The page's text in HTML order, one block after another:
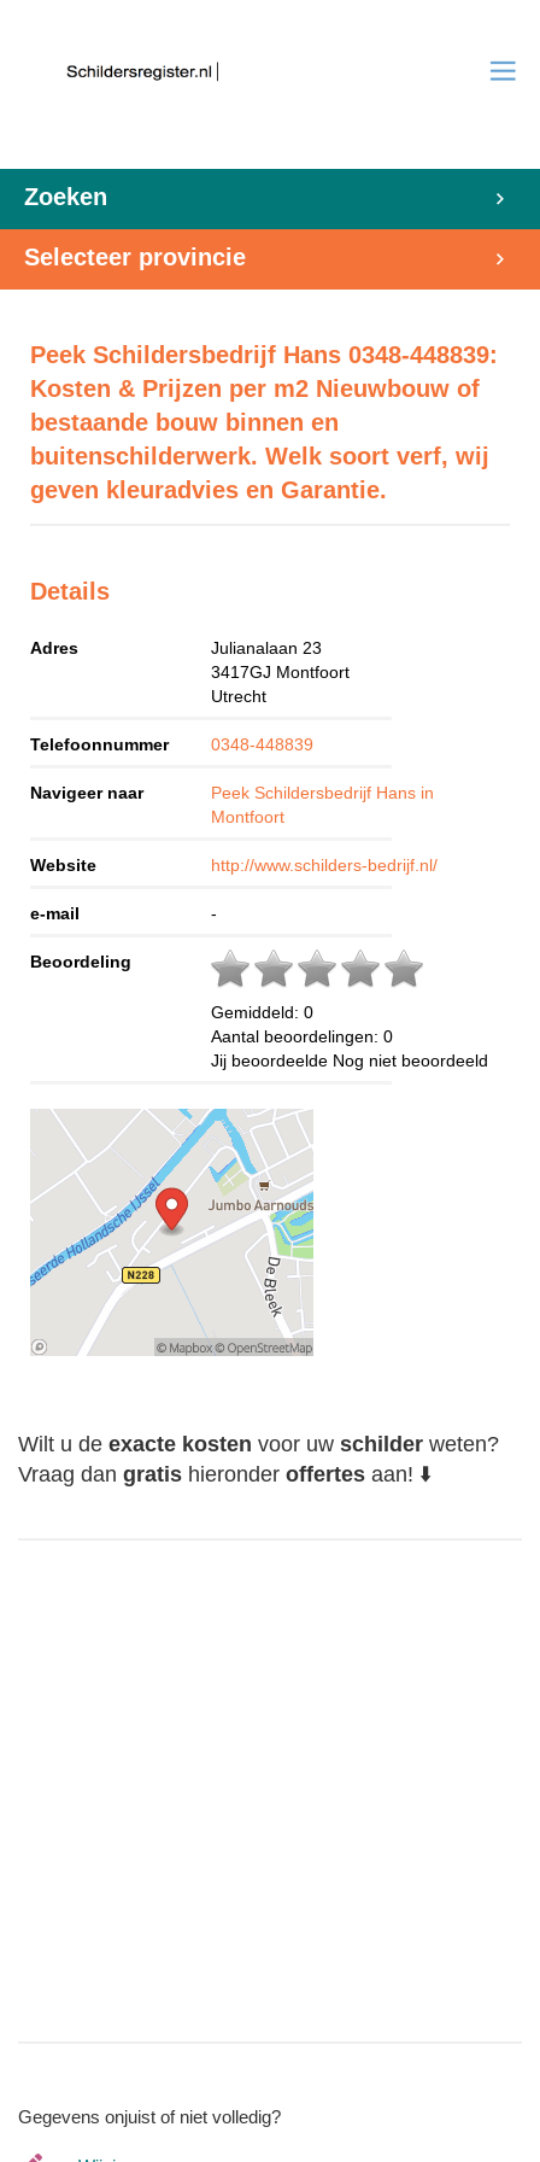
Zoeken
Selecteer provincie
Peek Schildersbedrijf Hans 0348-448839:
Kosten & Prijzen per m2 Nieuwbouw of
bestaande bouw binnen en
buitenschilderwerk. Welk soort verf, wij
geven kleuradvies en Garantie.
Details
Adres
Julianalaan 23
3417GJ Montfoort
Utrecht
Telefoonnummer 0348-448839
Navigeer naar
Peek Schildersbedrijf Hans in
Montfoort
Website http://www.schilders-bedrijf.nl/
e-mail -
Beoordeling
Gemiddeld: 0
Aantal beoordelingen: 0
Jij beoordeelde Nog niet beoordeeld
Wilt u de exacte kosten voor uw schilder weten?
Vraag dan gratis hieronder offertes aan! ⬇️
Gegevens onjuist of niet volledig?